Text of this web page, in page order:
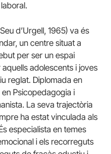
d’Urgell, 1965) va és
un centre situat a
per ser un espai
adolescents i joves
reglat. Diplomada en
Psicopedagogia i
La seva trajectòria
ha estat vinculada als
especialista en temes
i els recorreguts